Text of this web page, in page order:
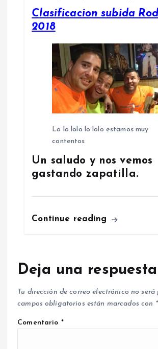
Clasificacion subida
2018
Lo lo lolo lo lolo estamos muy
contentos
Un saludo y nos vemos
gastando zapatilla.
Continue reading
Deja una respuesta
Tu dirección de correo electrónico no será
campos obligatorios están marcados con *
Comentario *